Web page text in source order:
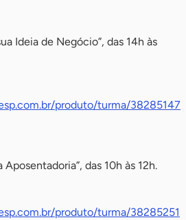
Ideia de Negócio”, das 14h às
produto/turma/38285147
das 10h às 12h.
produto/turma/38285251